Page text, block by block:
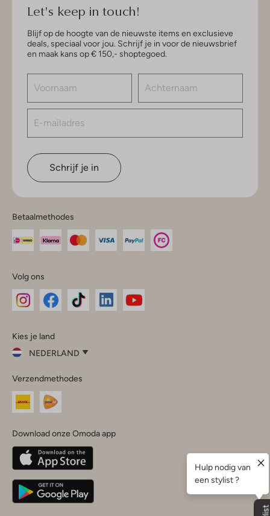
Let's keep in touch!
Blijf op de hoogte van de nieuwste items en exclusieve
deals, speciaal voor jou. Schrijf je in voor de nieuwsbrief
en maak kans op € 150,- shoptegoed.
Schrijf je in
Betaalmethodes
Volg ons
InstagramFacebook
Kies je land
NEDERLAND
je
land
Nederland
Belgique(Français)
Deutschland
Verzendmethodes
Download onze Omoda app